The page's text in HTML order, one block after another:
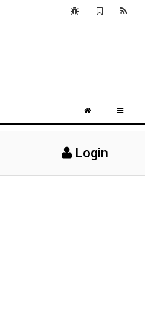
Login